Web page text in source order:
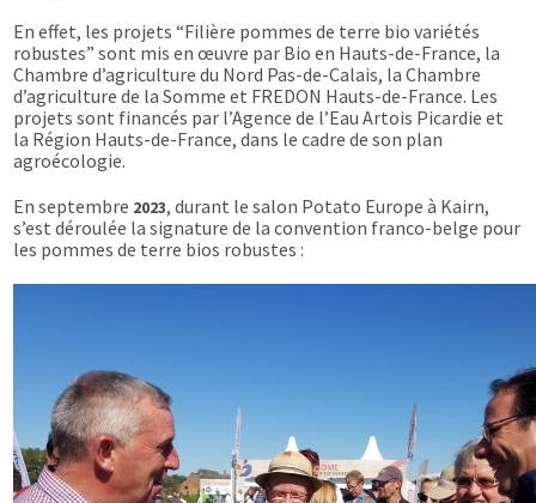
En effet, les projets “Filière pommes de terre bio variétés
robustes” sont mis en œuvre par Bio en Hauts-de-France, la
Chambre d’agriculture du Nord Pas-de-Calais, la Chambre
d’agriculture de la Somme et FREDON Hauts-de-France. Les
projets sont financés par l’Agence de l’Eau Artois Picardie et
la Région Hauts-de-France, dans le cadre de son plan
agroécologie.
En septembre 2023, durant le salon Potato Europe à Kairn,
s’est déroulée la signature de la convention franco-belge pour
les pommes de terre bios robustes :